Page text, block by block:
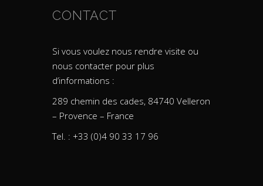
CONTACT
Si vous voulez nous rendre visite ou
nous contacter pour plus
d’informations :
289 chemin des cades, 84740 Velleron
– Provence – France
Tel. : +33 (0)4 90 33 17 96